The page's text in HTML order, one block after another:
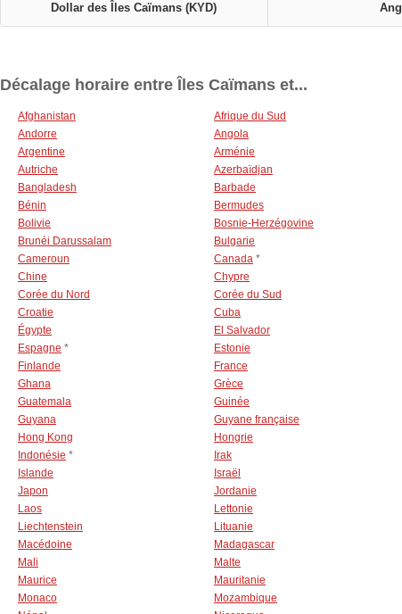
Dollar des Îles Caïmans (KYD)
Décalage horaire entre Îles Caïmans et...
Afghanistan Afrique du Sud
Andorre
Angola
Argentine
Arménie
Autriche
Azerbaïdjan
Bangladesh
Barbade
Bénin
Bermudes
Bolivie
Bosnie-Herzégovine
Brunéi Darussalam
Bulgarie
Cameroun
Canada *
Chine
Chypre
Corée du Nord
Corée du Sud
Croatie
Cuba
Égypte
El Salvador
Espagne * Estonie
Finlande
France
Ghana
Grèce
Guatemala
Guinée
Guyana
Guyane française
Hong Kong
Hongrie
Indonésie * Irak
Islande
Israël
Japon
Jordanie
Laos
Lettonie
Liechtenstein
Lituanie
Macédoine
Madagascar
Mali
Malte
Maurice
Mauritanie
Monaco
Mozambique